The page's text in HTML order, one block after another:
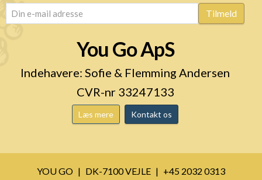
email (Påkrævet) Tilmeld
You Go ApS
Indehavere: Sofie & Flemming Andersen
CVR-nr 33247133
Læs mere Kontakt os
YOU GO DK-7100 VEJLE
+45 2032 0313